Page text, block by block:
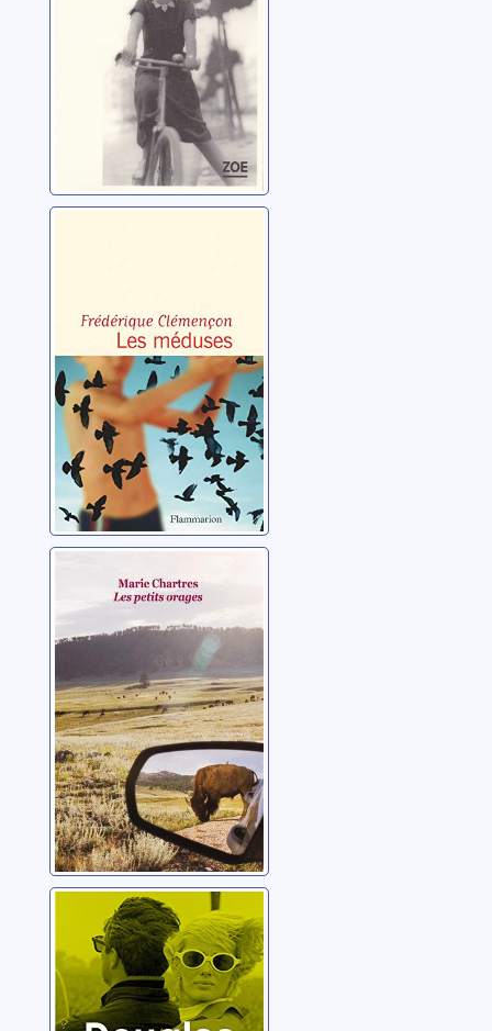
Chartres, Marie
La symphonie du
hasard: 03
Kennedy, Douglas